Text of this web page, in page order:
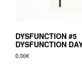
DYSFUNCTION #5
DYSFUNCTION
0,00€